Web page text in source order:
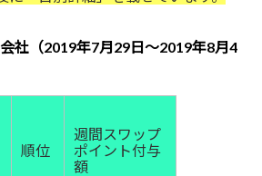
社（2019年7月29日～2019年8月4
順位
週間スワップ
ポイント付与
額